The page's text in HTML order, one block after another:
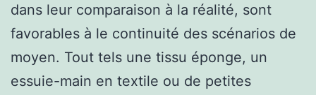
dans leur comparaison à la réalité, sont
favorables à le continuité des scénarios de
moyen. Tout tels une tissu éponge, un
essuie-main en textile ou de petites